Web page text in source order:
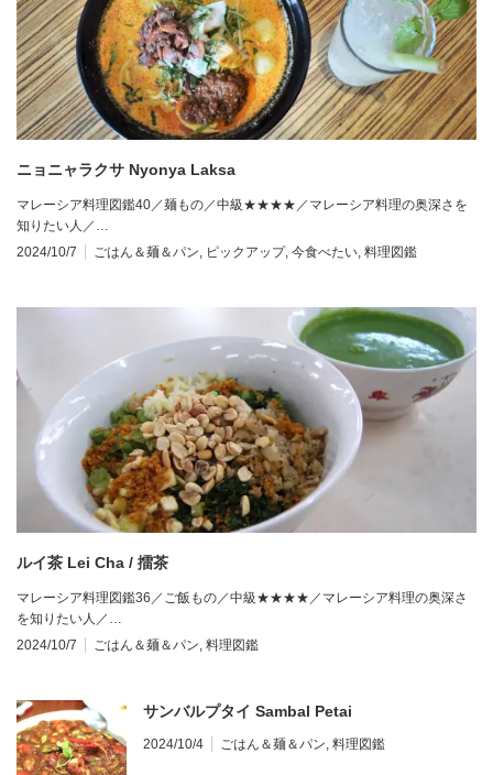
ニョニャラクサ Nyonya Laksa
マレーシア料理図鑑40／麺もの／中級★★★★／マレーシア料理の奥深さを
知りたい人／…
2024/10/7
ごはん＆麺＆パン, ピックアップ, 今食べたい, 料理図鑑
ルイ茶 Lei Cha / 擂茶
マレーシア料理図鑑36／ご飯もの／中級★★★★／マレーシア料理の奥深さ
を知りたい人／…
2024/10/7
ごはん＆麺＆パン, 料理図鑑
サンバルプタイ Sambal Petai
2024/10/4 ごはん＆麺＆パン, 料理図鑑